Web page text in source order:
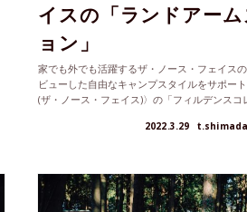
イスの「ランドアー
ョン」
家でも外でも活躍するザ・ノース・フェイス
ビューした自由なキャンプスタイルをサポー
(ザ・ノース・フェイス)〉の「フィルデンスコ
2022.3.29 t.shimada